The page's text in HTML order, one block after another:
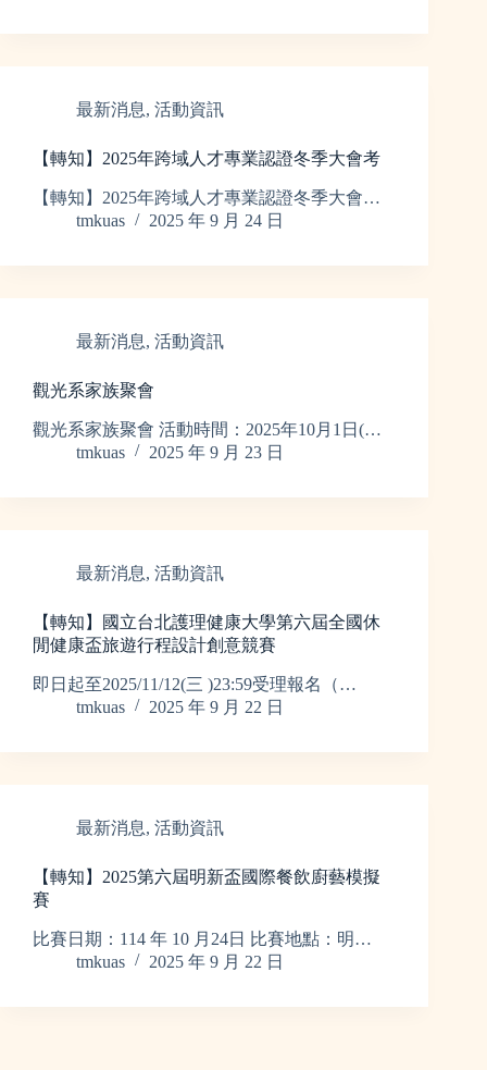
最新消息, 活動資訊
【轉知】2025年跨域人才專業認證冬季大會考
【轉知】2025年跨域人才專業認證冬季大會…
tmkuas
2025 年 9 月 24 日
最新消息, 活動資訊
觀光系家族聚會
觀光系家族聚會 活動時間：2025年10月1日(…
tmkuas
2025 年 9 月 23 日
最新消息, 活動資訊
【轉知】國立台北護理健康大學第六屆全國休
閒健康盃旅遊行程設計創意競賽
即日起至2025/11/12(三 )23:59受理報名（…
tmkuas
2025 年 9 月 22 日
最新消息, 活動資訊
【轉知】2025第六屆明新盃國際餐飲廚藝模擬
賽
比賽日期：114 年 10 月24日 比賽地點：明…
tmkuas
2025 年 9 月 22 日